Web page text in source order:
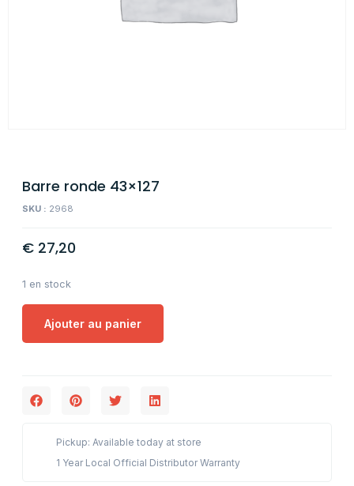
Barre ronde 43×127
SKU : 2968
€ 27,20
1 en stock
Ajouter au panier
Pickup: Available today at store
1 Year Local Official Distributor Warranty